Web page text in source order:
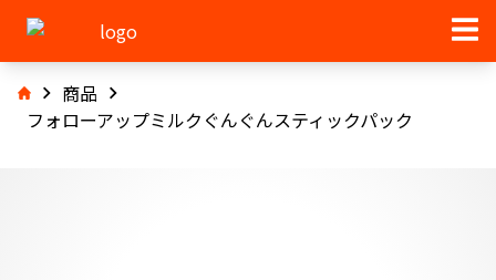
商品
フォローアップミルクぐんぐんスティックパック